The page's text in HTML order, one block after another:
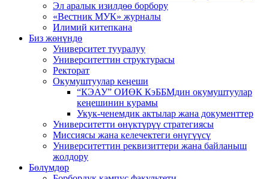
Эл аралык изилдөө борбору
«Вестник МУК» журналы
Илимий китепкана
Биз жөнүндө
Университет тууралуу
Университеттин структурасы
Ректорат
Окумуштуулар кеңеши
“КЭАУ” ОИӨК КэББМдин окумуштуулар
кеңешинин курамы
Укук-ченемдик актылар жана документтер
Университетти өнүктүрүү стратегиясы
Миссиясы жана келечектеги өнүгүүсү
Университеттин реквизиттери жана байланыш
жолдору
Бөлүмдөр